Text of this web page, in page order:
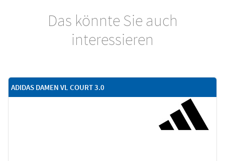
Das könnte Sie auch
interessieren
ADIDAS DAMEN VL COURT 3.0